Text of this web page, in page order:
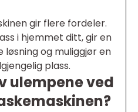
gir flere fordeler.
i hjemmet ditt, gir en
og muliggjør en
plass.
ulempene ved